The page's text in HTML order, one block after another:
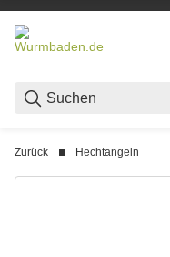
Zurück Hechtangeln